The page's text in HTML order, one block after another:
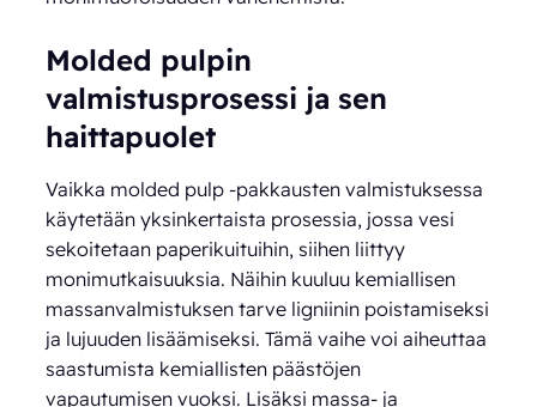
Molded pulpin
valmistusprosessi ja sen
haittapuolet
Vaikka molded pulp -pakkausten valmistuksessa
käytetään yksinkertaista prosessia, jossa vesi
sekoitetaan paperikuituihin, siihen liittyy
monimutkaisuuksia. Näihin kuuluu kemiallisen
massanvalmistuksen tarve ligniinin poistamiseksi
ja lujuuden lisäämiseksi. Tämä vaihe voi aiheuttaa
saastumista kemiallisten päästöjen
vapautumisen vuoksi. Lisäksi massa- ja